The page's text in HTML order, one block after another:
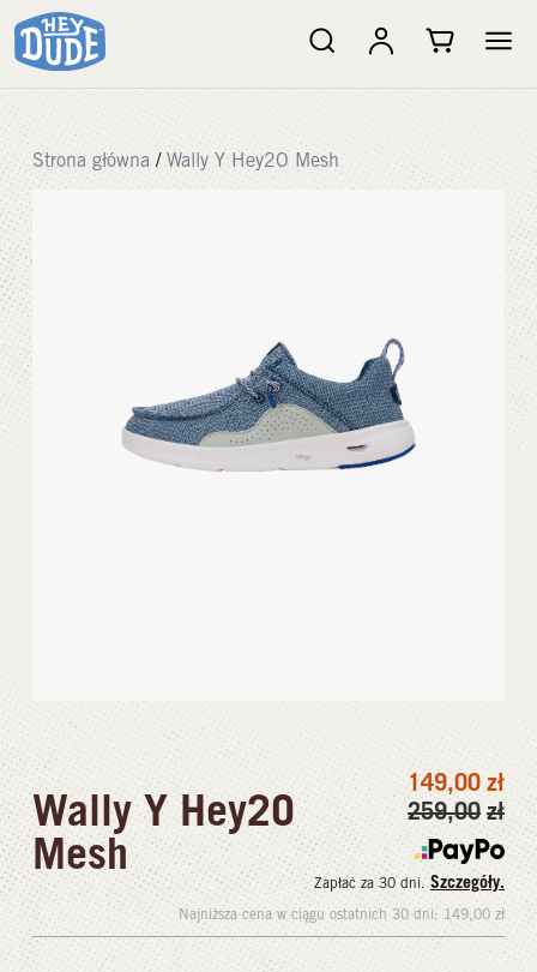
Strona główna / Wally Y Hey2O Mesh
Wally Y Hey2O
Mesh
149,00 zł
259,00 zł
Zapłać za 30 dni.Szczegóły.
Najniższa cena w ciągu ostatnich 30 dni: 149,00 zł